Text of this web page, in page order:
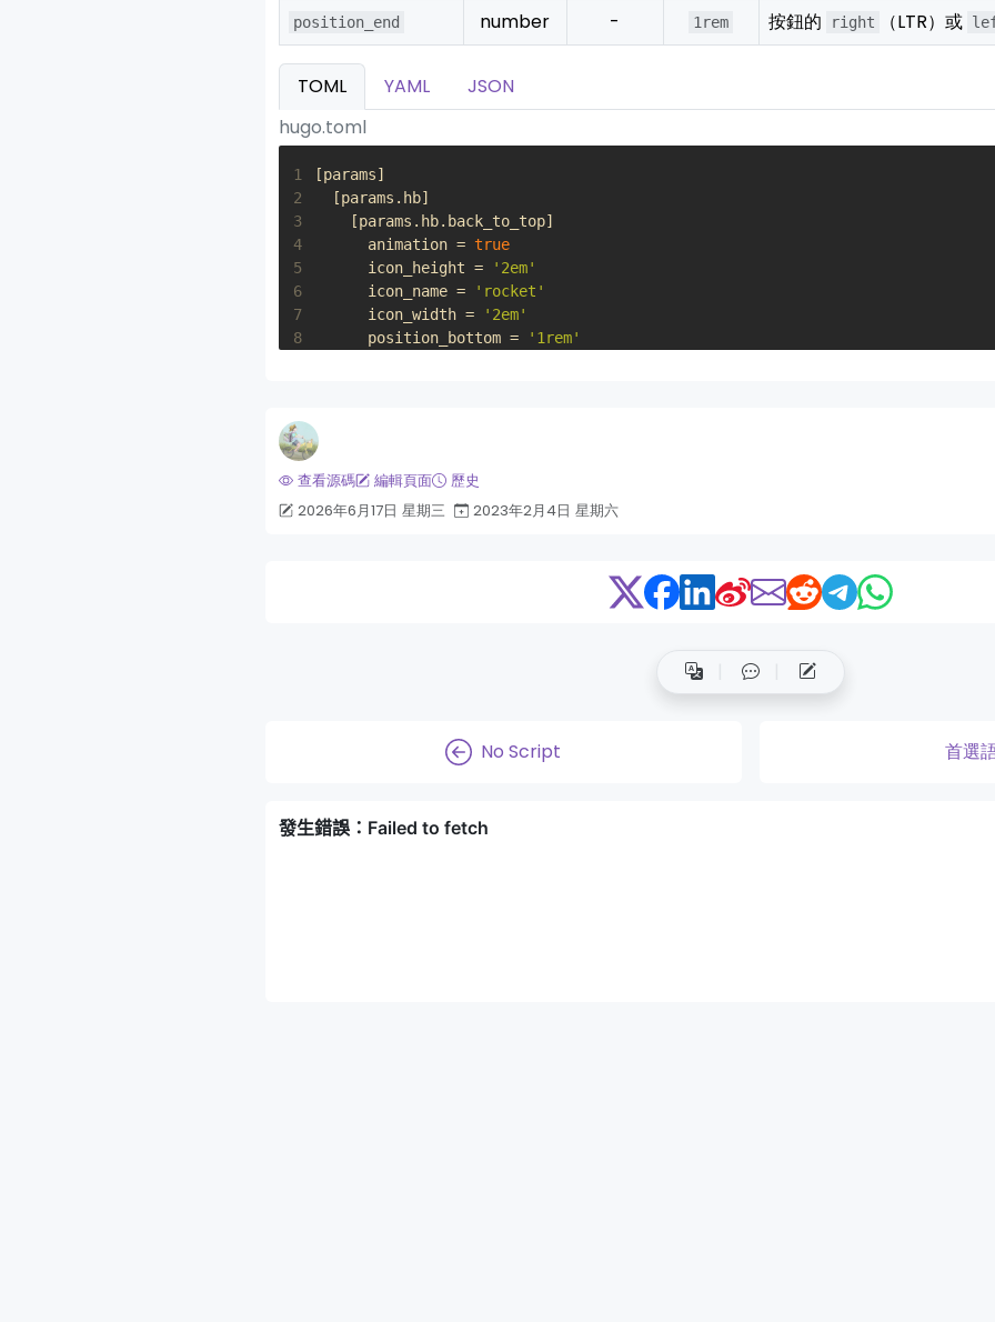
position_end number - 1rem 按鈕的 right （LTR）或
TOML YAML
JSON
hugo.toml
1 [params]
2
[params . hb]
3
[params . hb. back_to_top]
4
animation = true
5
icon_height =
'2em'
6
icon_name =
'rocket'
7
icon_width =
'2em'
8
position_bottom =
'1rem'
查看源碼 編輯頁面
歷史
2026年6月17日 星期三
2023年2月4日 星期六
No Script 首選